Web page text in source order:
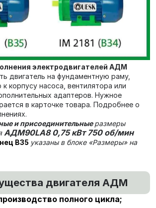
электродвигателей АДМ
двигатель на фундаментную раму,
корпусу насоса, вентилятора или
адаптеров. Нужное
в карточке товара. Подробнее о
и присоединительныеразмеры
АДМ90LA8 0,75 кВт 750 об/мин
В35 указаны в блоке «Размеры» на
двигателя АДМ
полного цикла;